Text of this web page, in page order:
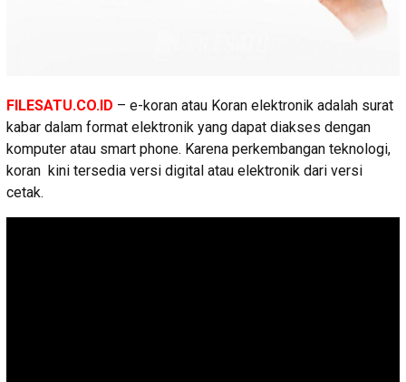
FILESATU.CO.ID – e-koran atau Koran elektronik adalah surat
kabar dalam format elektronik yang dapat diakses dengan
komputer atau smart phone. Karena perkembangan teknologi,
koran kini tersedia versi digital atau elektronik dari versi
cetak.